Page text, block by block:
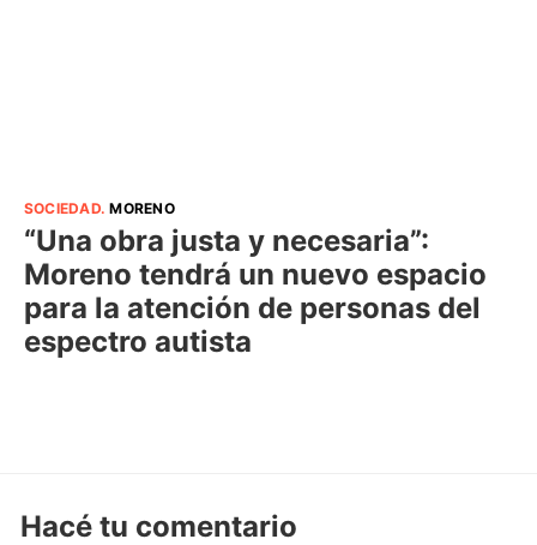
SOCIEDAD.MORENO
“Una obra justa y necesaria”:
Moreno tendrá un nuevo espacio
para la atención de personas del
espectro autista
Hacé tu comentario